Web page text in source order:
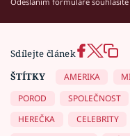
Sdílejte článek
ŠTÍTKY
AMERIKA
POROD
SPOLEČNOST
HEREČKA
CELEBRITY